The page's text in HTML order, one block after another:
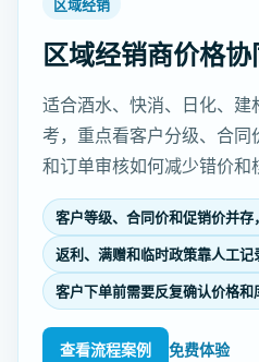
区域经销
区域经销商价格协
适合酒水、快消、日化、
考，重点看客户分级、合同
和订单审核如何减少错价和
客户等级、合同价和促销价并
返利、满赠和临时政策靠人工
客户下单前需要反复确认价格和
查看流程案例 免费体验